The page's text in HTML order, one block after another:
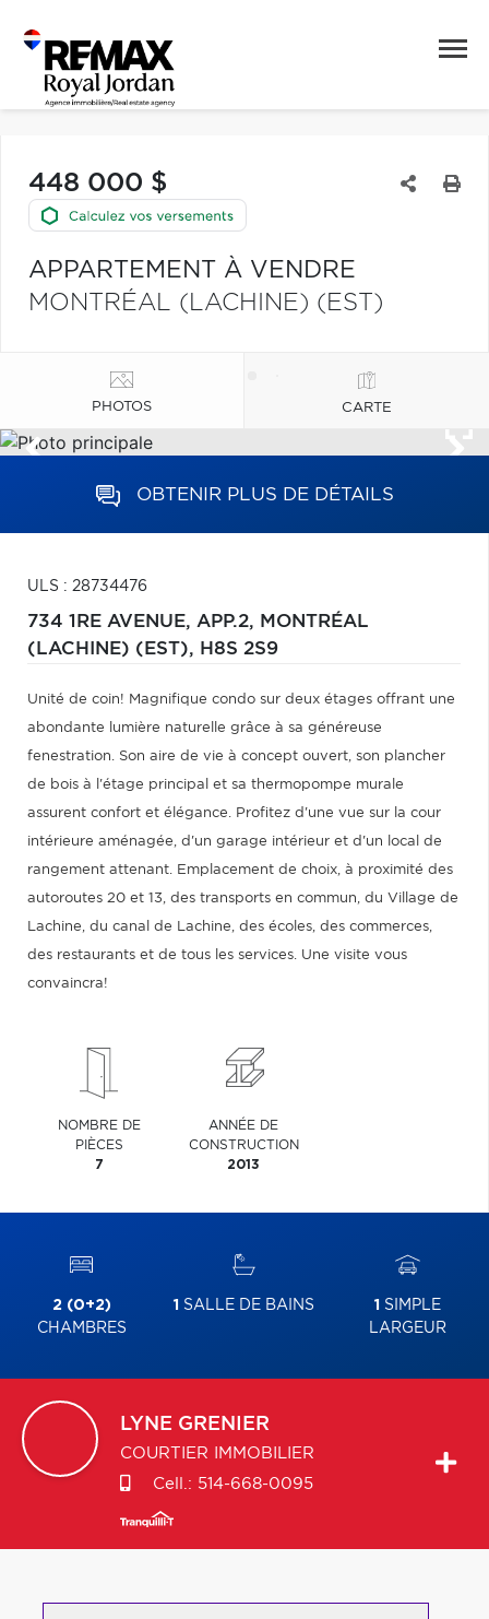
448 000 $
APPARTEMENT À VENDRE
MONTRÉAL (LACHINE) (EST)
PHOTOS CARTE
OBTENIR PLUS DE DÉTAILS
ULS : 28734476
734 1RE AVENUE, APP.2, MONTRÉAL
(LACHINE) (EST), H8S 2S9
Unité de coin! Magnifique condo sur deux étages offrant une
abondante lumière naturelle grâce à sa généreuse
fenestration. Son aire de vie à concept ouvert, son plancher
de bois à l'étage principal et sa thermopompe murale
assurent confort et élégance. Profitez d'une vue sur la cour
intérieure aménagée, d'un garage intérieur et d'un local de
rangement attenant. Emplacement de choix, à proximité des
autoroutes 20 et 13, des transports en commun, du Village de
Lachine, du canal de Lachine, des écoles, des commerces,
des restaurants et de tous les services. Une visite vous
convaincra!
NOMBRE DE
PIÈCES
7
ANNÉE DE
CONSTRUCTION
2013
2 (0+2)
CHAMBRES
1 SALLE DE BAINS 1 SIMPLE
LARGEUR
LYNE GRENIER
COURTIER IMMOBILIER
Cell.: 514-668-0095